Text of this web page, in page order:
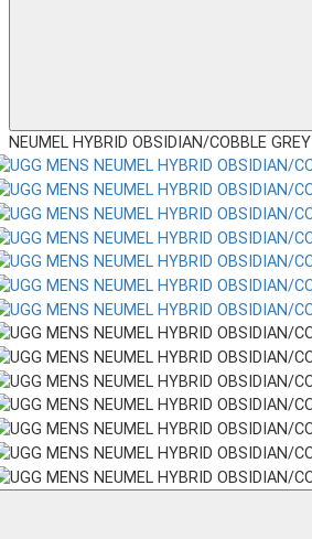
NEUMEL HYBRID OBSIDIAN/COBBLE GREY